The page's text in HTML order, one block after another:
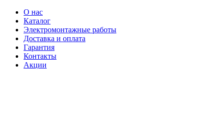
О нас
Каталог
Электромонтажные работы
Доставка и оплата
Гарантия
Контакты
Акции